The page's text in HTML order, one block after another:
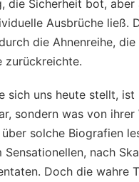
die Sicherheit bot, aber
Ausbrüche ließ.
die Ahnenreihe,
zurückreichte.
sich uns heute stellt,
sondern was von
solche Biografien
nach
Doch die wahre